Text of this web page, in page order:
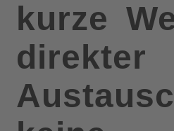
kurze
direkter